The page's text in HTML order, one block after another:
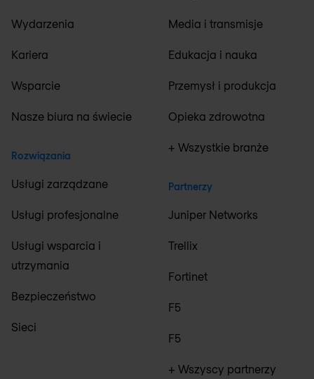
Wydarzenia
Kariera
Wsparcie
Nasze biura na świecie
Rozwiązania
Usługi zarządzane
Usługi profesjonalne
Usługi wsparcia i
utrzymania
Bezpieczeństwo
Sieci
Media i transmisje
Edukacja i nauka
Przemysł i produkcja
Opieka zdrowotna
+ Wszystkie branże
Partnerzy
Juniper Networks
Trellix
Fortinet
F5
F5
+ Wszyscy partnerzy